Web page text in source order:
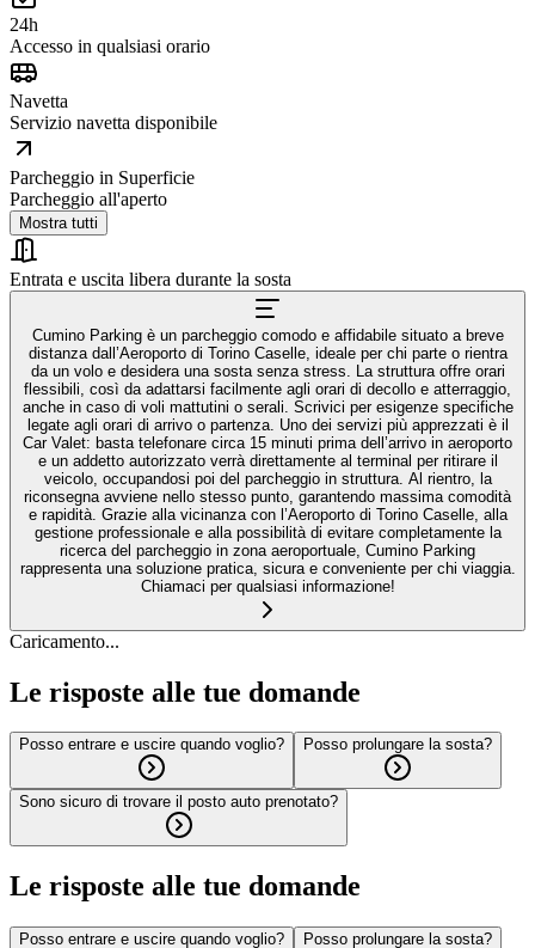
24h
Accesso in qualsiasi orario
Navetta
Servizio navetta disponibile
Parcheggio in Superficie
Parcheggio all'aperto
Mostra tutti
Entrata e uscita libera durante la sosta
Cumino Parking è un parcheggio comodo e affidabile situato a breve
distanza dall’Aeroporto di Torino Caselle, ideale per chi parte o rientra
da un volo e desidera una sosta senza stress. La struttura offre orari
flessibili, così da adattarsi facilmente agli orari di decollo e atterraggio,
anche in caso di voli mattutini o serali. Scrivici per esigenze specifiche
legate agli orari di arrivo o partenza. Uno dei servizi più apprezzati è il
Car Valet: basta telefonare circa 15 minuti prima dell’arrivo in aeroporto
e un addetto autorizzato verrà direttamente al terminal per ritirare il
veicolo, occupandosi poi del parcheggio in struttura. Al rientro, la
riconsegna avviene nello stesso punto, garantendo massima comodità
e rapidità. Grazie alla vicinanza con l’Aeroporto di Torino Caselle, alla
gestione professionale e alla possibilità di evitare completamente la
ricerca del parcheggio in zona aeroportuale, Cumino Parking
rappresenta una soluzione pratica, sicura e conveniente per chi viaggia.
Chiamaci per qualsiasi informazione!
Caricamento...
Le risposte alle tue domande
Posso entrare e uscire quando voglio? Posso prolungare la sosta?
Sono sicuro di trovare il posto auto prenotato?
Le risposte alle tue domande
Posso entrare e uscire quando voglio? Posso prolungare la sosta?